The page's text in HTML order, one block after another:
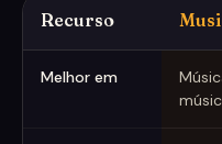
Recurso
Melhor em